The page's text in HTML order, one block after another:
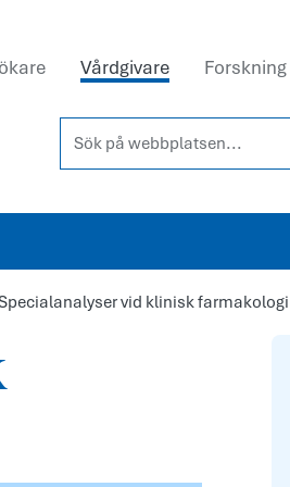
Vårdgivare Forskning
Sök på webbplatsen...
vid klinisk farmakologi